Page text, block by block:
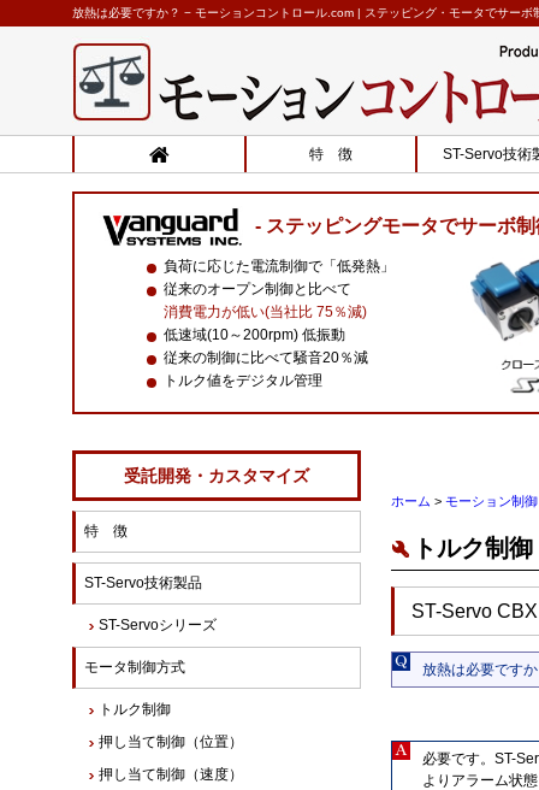
放熱は必要ですか？ − モーションコントロール.com | ステッピング・モータでサーボ
特 徴 ST-Servo技術
ステッピングモータでサーボ制
負荷に応じた電流制御で「低発熱」
従来のオープン制御と比べて
消費電力が低い(当社比 75％減)
低速域(10～200rpm) 低振動
従来の制御に比べて騒音20％減
トルク値をデジタル管理
ホーム > モーション制
トルク制
ST-Servo CBX
放熱は必要です
必要です。ST-
よりアラーム状
受託開発・カスタマイズ
特 徴
ST-Servo技術製品
ST-Servoシリーズ
モータ制御方式
トルク制御
押し当て制御（位置）
押し当て制御（速度）